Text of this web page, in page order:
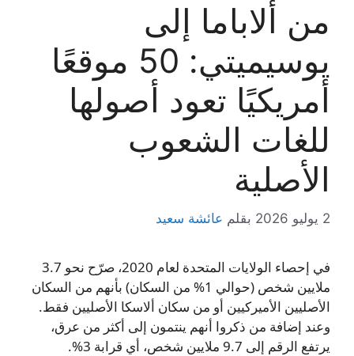
من ألاباما إلى
يوسيميتي: 50 موقعًا
أمريكيًا تعود أصولها
للغات الشعوب
الأصلية
2 يوليو 2026 بقلم عائشة سعيد
في إحصاء الولايات المتحدة لعام 2020، صرّح نحو 3.7
ملايين شخص (حوالي 1% من السكان) بأنهم من السكان
الأصليين الأميركيين أو من سكان ألاسكا الأصليين فقط.
وعند إضافة من ذكروا أنهم ينتمون إلى أكثر من عرق،
يرتفع الرقم إلى 9.7 ملايين شخص، أي قرابة 3%.